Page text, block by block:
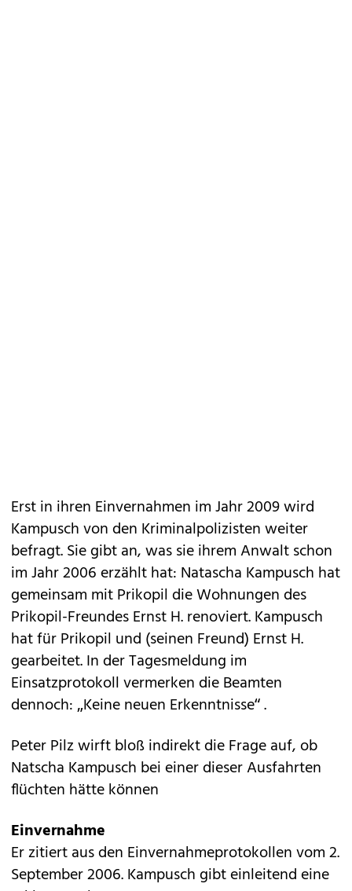
Erst in ihren Einvernahmen im Jahr 2009 wird
Kampusch von den Kriminalpolizisten weiter
befragt. Sie gibt an, was sie ihrem Anwalt schon
im Jahr 2006 erzählt hat: Natascha Kampusch hat
gemeinsam mit Prikopil die Wohnungen des
Prikopil-Freundes Ernst H. renoviert. Kampusch
hat für Prikopil und (seinen Freund) Ernst H.
gearbeitet. In der Tagesmeldung im
Einsatzprotokoll vermerken die Beamten
dennoch: „Keine neuen Erkenntnisse“ .
Peter Pilz wirft bloß indirekt die Frage auf, ob
Natscha Kampusch bei einer dieser Ausfahrten
flüchten hätte können
Einvernahme
Er zitiert aus den Einvernahmeprotokollen vom 2.
September 2006. Kampusch gibt einleitend eine